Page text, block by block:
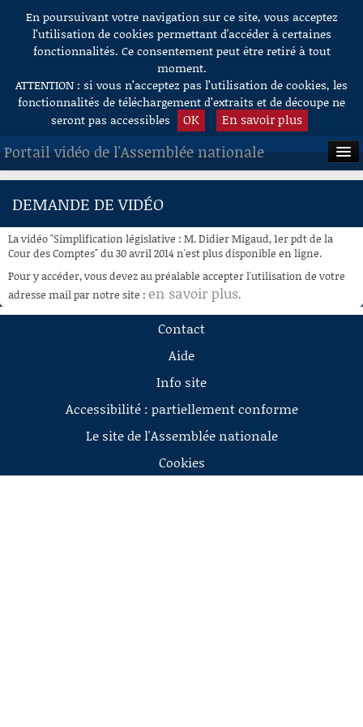
Aller au contenu
En poursuivant votre navigation sur ce site, vous acceptez
l’utilisation de cookies permettant d'accéder à certaines
fonctionnalités. Ce consentement peut être retiré à tout
moment.
ATTENTION : si vous n’acceptez pas l’utilisation de cookies, les
fonctionnalités de téléchargement d’extraits et de découpe ne
seront pas accessibles
OK En savoir plus
Portail vidéo de l'Assemblée nationale
ACCUEIL
À LA DEMANDE
RECHERCHE
AIDE À LA DÉCOUPE
DEMANDE DE VIDÉO
La vidéo "Simplification législative : M. Didier Migaud, 1er pdt de la
Cour des Comptes" du 30 avril 2014 n'est plus disponible en ligne.
Pour y accéder, vous devez au préalable accepter l'utilisation de votre
adresse mail par notre site : en savoir plus.
Contact
Aide
Info site
Accessibilité : partiellement conforme
Le site de l'Assemblée nationale
Cookies